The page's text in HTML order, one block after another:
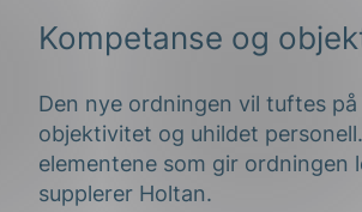
Kompetanse og
Den nye ordningen vil tuftes
objektivitet og uhildet
elementene som gir ordningen
supplerer Holtan.